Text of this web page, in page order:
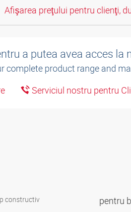
Afişarea preţului pentru clienţi,
a putea avea acces la
complete product range and
Serviciul nostru pentru
constructiv pentru